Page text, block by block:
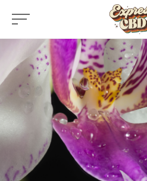
Skip
content